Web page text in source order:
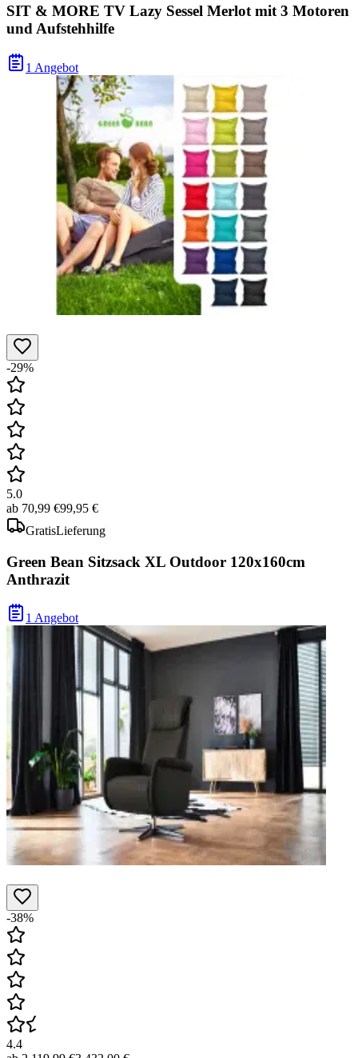
SIT & MORE TV Lazy Sessel Merlot mit 3 Motoren
und Aufstehhilfe
1 Angebot
-29%
5.0
ab 70,99 €99,95 €
GratisLieferung
Green Bean Sitzsack XL Outdoor 120x160cm
Anthrazit
1 Angebot
-38%
4.4